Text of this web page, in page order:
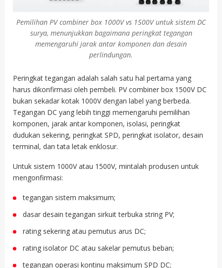
Pemilihan PV combiner box 1000V vs 1500V untuk sistem DC
surya, menunjukkan bagaimana peringkat tegangan
memengaruhi jarak antar komponen dan desain
perlindungan.
Peringkat tegangan adalah salah satu hal pertama yang
harus dikonfirmasi oleh pembeli. PV combiner box 1500V DC
bukan sekadar kotak 1000V dengan label yang berbeda.
Tegangan DC yang lebih tinggi memengaruhi pemilihan
komponen, jarak antar komponen, isolasi, peringkat
dudukan sekering, peringkat SPD, peringkat isolator, desain
terminal, dan tata letak enklosur.
Untuk sistem 1000V atau 1500V, mintalah produsen untuk
mengonfirmasi:
tegangan sistem maksimum;
dasar desain tegangan sirkuit terbuka string PV;
rating sekering atau pemutus arus DC;
rating isolator DC atau sakelar pemutus beban;
tegangan operasi kontinu maksimum SPD DC;